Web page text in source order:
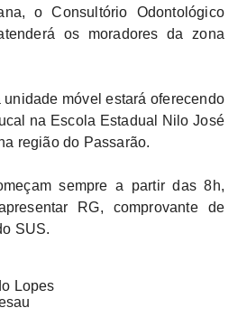
o Consultório Odontológico
os moradores da zona
unidade móvel estará oferecendo
na Escola Estadual Nilo José
região do Passarão.
sempre a partir das 8h,
RG, comprovante de
SUS.
Lopes